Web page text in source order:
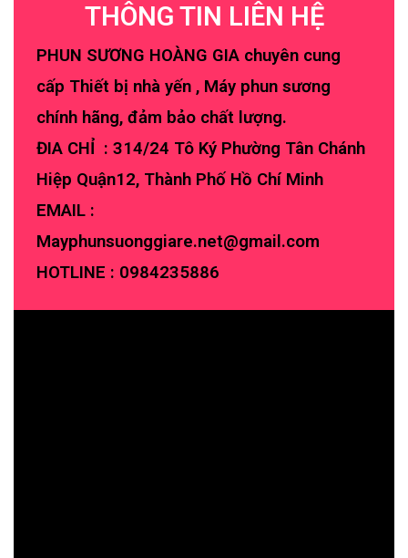
THÔNG TIN LIÊN HỆ
PHUN SƯƠNG HOÀNG GIA chuyên cung
cấp Thiết bị nhà yến , Máy phun sương
chính hãng, đảm bảo chất lượng.
ĐIA CHỈ : 314/24 Tô Ký Phường Tân Chánh
Hiệp Quận12, Thành Phố Hồ Chí Minh
EMAIL :
Mayphunsuonggiare.net@gmail.com
HOTLINE : 0984235886